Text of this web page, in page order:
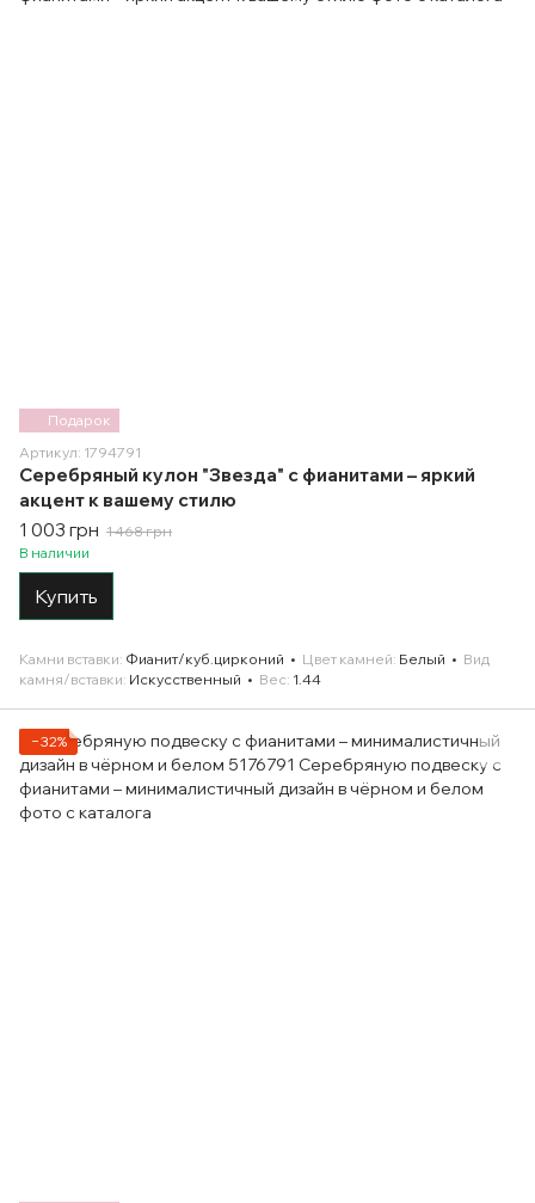
Подарок
Артикул: 1794791
Серебряный кулон "Звезда" с фианитами – яркий
акцент к вашему стилю
1 003 грн 1 468 грн
В наличии
Купить
Камни вставки Фианит/куб.цирконий Цвет камней Белый
Вид
камня/вставки Искусственный Вес 1.44
−32%